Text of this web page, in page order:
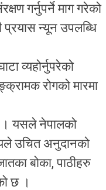
गर्नुपर्ने माग गरेको
न्यून उपलब्धि
व्यहोर्नुपरेको
रोगको मारमा
। यसले नेपालको
उचित अनुदानको
बोका, पाठीहरु
छ ।